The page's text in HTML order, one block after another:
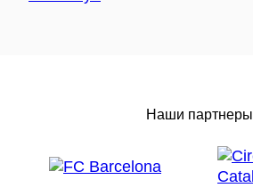
Наши партнеры